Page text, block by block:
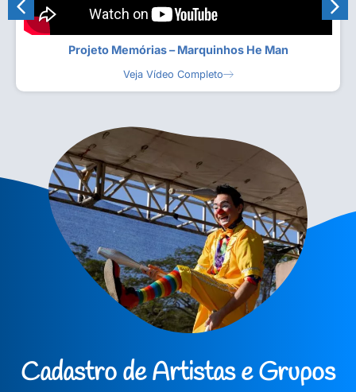
Projeto Memórias – Marquinhos He Man
Veja Vídeo Completo
Cadastro de Artistas e Grupos